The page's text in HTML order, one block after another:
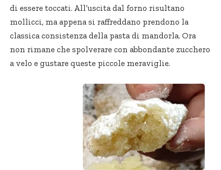
di essere toccati. All’uscita dal forno risultano
mollicci, ma appena si raffreddano prendono la
classica consistenza della pasta di mandorla. Ora
non rimane che spolverare con abbondante zucchero
a velo e gustare queste piccole meraviglie.